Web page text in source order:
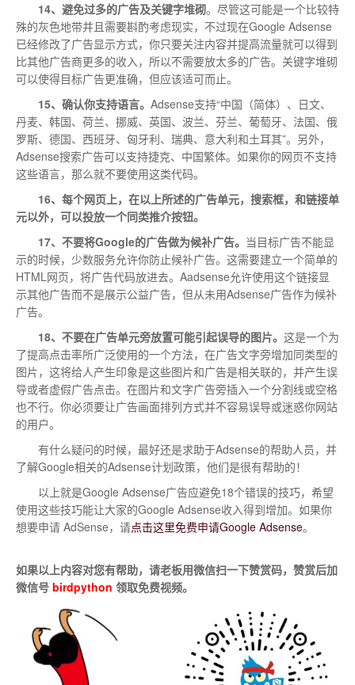
14、避免过多的广告及关键字堆砌。尽管这可能是一个比较特
殊的灰色地带并且需要斟酌考虑现实，不过现在Google Adsense
已经修改了广告显示方式，你只要关注内容并提高流量就可以得到
比其他广告商更多的收入，所以不需要放太多的广告。关键字堆砌
可以使得目标广告更准确，但应该适可而止。
15、确认你支持语言。 Adsense支持“中国（简体）、日文、
丹麦、韩国、荷兰、挪威、英国、波兰、芬兰、葡萄牙、法国、俄
罗斯、德国、西班牙、匈牙利、瑞典、意大利和土耳其”。另外，
Adsense搜索广告可以支持捷克、中国繁体。如果你的网页不支持
这些语言，那么就不要使用这类代码。
16、每个网页上，在以上所述的广告单元，搜索框，和链接单
元以外，可以投放一个同类推介按钮。
17、不要将Google的广告做为候补广告。 当目标广告不能显
示的时候，少数服务允许你防止候补广告。这需要建立一个简单的
HTML网页，将广告代码放进去。Aadsense允许使用这个链接显
示其他广告而不是展示公益广告，但从未用Adsense广告作为候补
广告。
18、不要在广告单元旁放置可能引起误导的图片。 这是一个为
了提高点击率所广泛使用的一个方法，在广告文字旁增加同类型的
图片，这将给人产生印象是这些图片和广告是相关联的，并产生误
导或者虚假广告点击。在图片和文字广告旁插入一个分割线或空格
也不行。你必须要让广告画面排列方式并不容易误导或迷惑你网站
的用户。
有什么疑问的时候，最好还是求助于Adsense的帮助人员，并
了解Google相关的Adsense计划政策，他们是很有帮助的！
以上就是Google Adsense广告应避免18个错误的技巧，希望
使用这些技巧能让大家的Google Adsense收入得到增加。如果你
想要申请 AdSense，请点击这里免费申请Google Adsense。
如果以上内容对您有帮助，请老板用微信扫一下赞赏码，赞赏后加
微信号 birdpython 领取免费视频。